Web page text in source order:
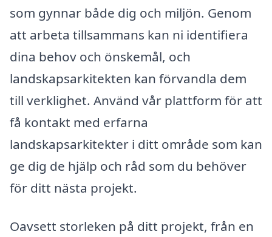
som gynnar både dig och miljön. Genom
att arbeta tillsammans kan ni identifiera
dina behov och önskemål, och
landskapsarkitekten kan förvandla dem
till verklighet. Använd vår plattform för att
få kontakt med erfarna
landskapsarkitekter i ditt område som kan
ge dig de hjälp och råd som du behöver
för ditt nästa projekt.
Oavsett storleken på ditt projekt, från en